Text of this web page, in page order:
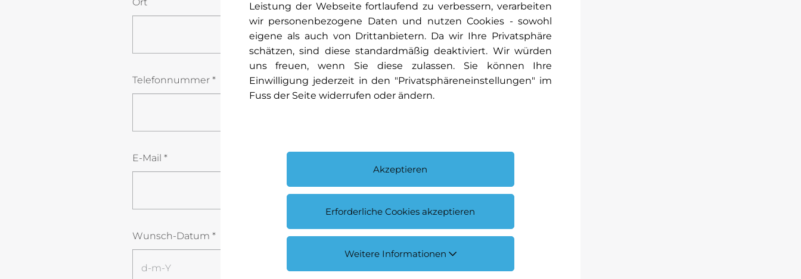
Leistung der Webseite fortlaufend zu verbessern, verarbeiten
wir personenbezogene Daten und nutzen Cookies - sowohl
eigene als auch von Drittanbietern. Da wir Ihre Privatsphäre
schätzen, sind diese standardmäßig deaktiviert. Wir würden
uns freuen, wenn Sie diese zulassen. Sie können Ihre
Einwilligung jederzeit in den "Privatsphäreneinstellungen" im
Fuss der Seite widerrufen oder ändern.
Akzeptieren
Erforderliche Cookies akzeptieren
Weitere Informationen
Telefonnummer *
E-Mail *
Wunsch-Datum * Stunde
08
Minute
00